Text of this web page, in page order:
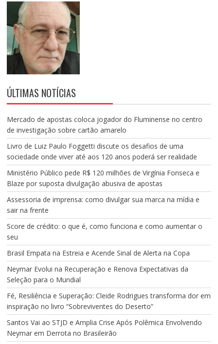
ÚLTIMAS NOTÍCIAS
Mercado de apostas coloca jogador do Fluminense no centro
de investigação sobre cartão amarelo
Livro de Luiz Paulo Foggetti discute os desafios de uma
sociedade onde viver até aos 120 anos poderá ser realidade
Ministério Público pede R$ 120 milhões de Virgínia Fonseca e
Blaze por suposta divulgação abusiva de apostas
Assessoria de imprensa: como divulgar sua marca na mídia e
sair na frente
Score de crédito: o que é, como funciona e como aumentar o
seu
Brasil Empata na Estreia e Acende Sinal de Alerta na Copa
Neymar Evolui na Recuperação e Renova Expectativas da
Seleção para o Mundial
Fé, Resiliência e Superação: Cleide Rodrigues transforma dor em
inspiração no livro “Sobreviventes do Deserto”
Santos Vai ao STJD e Amplia Crise Após Polêmica Envolvendo
Neymar em Derrota no Brasileirão